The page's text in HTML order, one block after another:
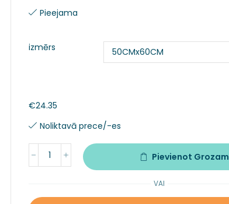
Pieejama
izmērs
€24.35
Noliktavā prece/-es
Pievienot Grozam
VAI